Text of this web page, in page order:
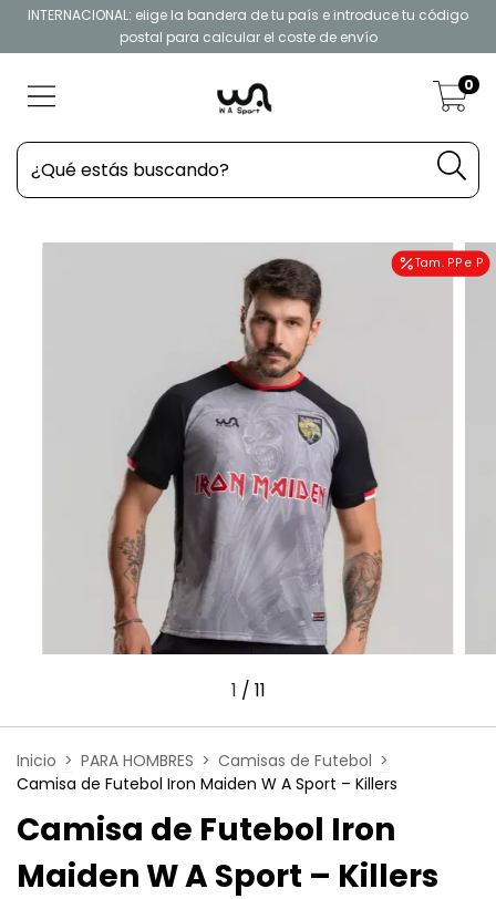
INTERNACIONAL: elige la bandera de tu país e introduce tu código
postal para calcular el coste de envío
0
Tam. PP e P
1 / 11
Inicio > PARA HOMBRES > Camisas de Futebol >
Camisa de Futebol Iron Maiden W A Sport – Killers
Camisa de Futebol Iron
Maiden W A Sport – Killers